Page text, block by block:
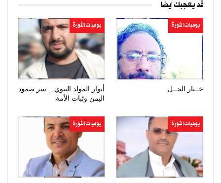
قد يعجبك ايضا
يوميات الثورة
خــيار الحــل
يوميات الثورة
أنوار المولد النبوي .. سر صمود
اليمن وثبات الأمة
يوميات الثورة يوميات الثورة